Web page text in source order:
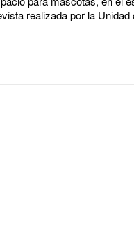
realizada por la